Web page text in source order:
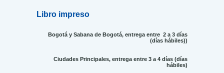
Libro impreso
Bogotá y Sabana de Bogotá, entrega entre 2 a 3 días
(días hábiles))
Ciudades Principales, entrega entre 3 a 4 días (días
hábiles)